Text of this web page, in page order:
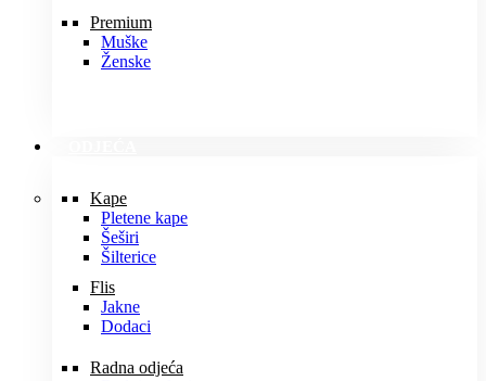
Premium
Muške
Ženske
Kape
Pletene kape
Šeširi
Šilterice
Flis
Jakne
Dodaci
Radna odjeća